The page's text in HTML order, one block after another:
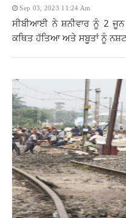
Sep 03, 2023 11:24 Am
ਸੀਬੀਆਈ ਨੇ ਸ਼ਨੀਵਾਰ ਨੂੰ 2
ਕਥਿਤ ਹੱਤਿਆ ਅਤੇ ਸਬੂਤਾਂ ਨੂੰ